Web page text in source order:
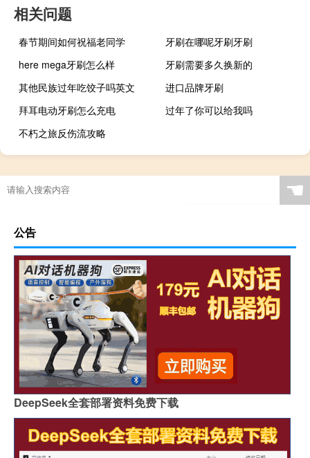
相关问题
春节期间如何祝福老同学
牙刷在哪呢牙刷牙刷
here mega牙刷怎么样
牙刷需要多久换新的
其他民族过年吃饺子吗英文
进口品牌牙刷
拜耳电动牙刷怎么充电
过年了你可以给我吗
不朽之旅反伤流攻略
☚
公告
DeepSeek全套部署资料免费下载